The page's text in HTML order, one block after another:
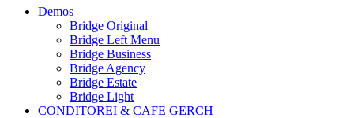
Demos
Bridge Original
Bridge Left Menu
Bridge Business
Bridge Agency
Bridge Estate
Bridge Light
CONDITOREI & CAFE GERCH